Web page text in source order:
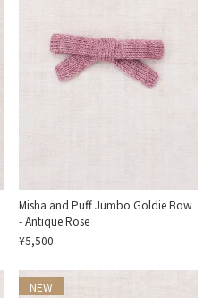
Misha and Puff Jumbo Goldie Bow
- Antique Rose
¥5,500
NEW